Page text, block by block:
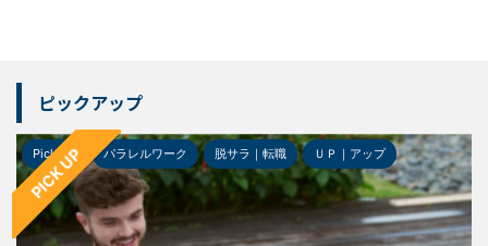
ピックアップ
PICK UP
Pick-up パラレルワーク 脱サラ｜転職 ＵＰ｜アップ